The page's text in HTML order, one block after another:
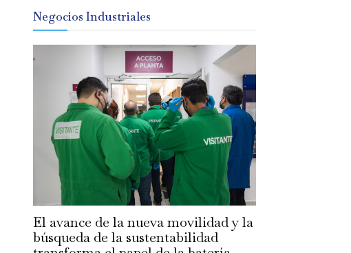
Negocios Industriales
El avance de la nueva movilidad y la
búsqueda de la sustentabilidad